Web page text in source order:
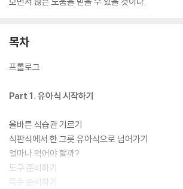
목차
프롤로그
Part 1. 유아식 시작하기
올바른 식습관 기르기
식판식에서 한 그릇 유아식으로 넘어가기
얼마나 먹어야 할까?
도구 준비하기
육수 준비하기